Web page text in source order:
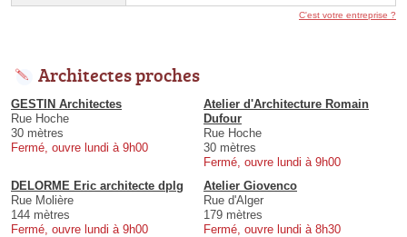
C'est votre entreprise ?
Architectes proches
GESTIN Architectes
Rue Hoche
30 mètres
Fermé, ouvre lundi à 9h00
Atelier d'Architecture Romain
Dufour
Rue Hoche
30 mètres
Fermé, ouvre lundi à 9h00
DELORME Eric architecte dplg
Rue Molière
144 mètres
Fermé, ouvre lundi à 9h00
Atelier Giovenco
Rue d'Alger
179 mètres
Fermé, ouvre lundi à 8h30